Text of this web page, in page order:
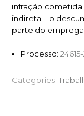
infração cometida
indireta – o
parte do
Processo:
Categories: